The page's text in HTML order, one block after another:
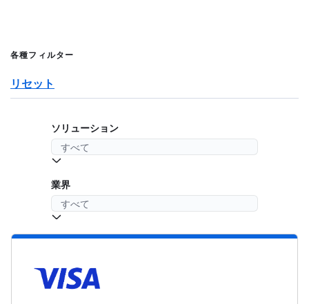
各種フィルター
リセット
ソリューション
業界